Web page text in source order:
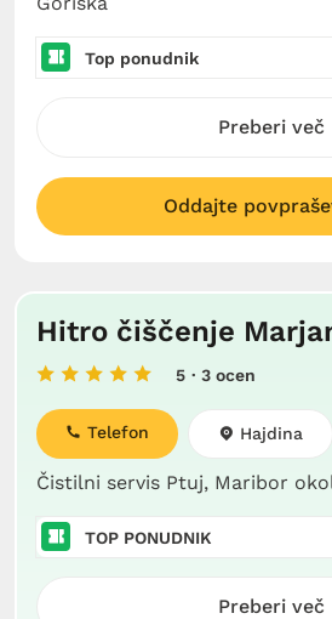
Top ponudnik
Preberi več
Oddajte
Hitro čiščenje
5 · 3 ocen
Čistilni servis Ptuj, Maribor
Telefon Hajdina
TOP PONUDNIK
Preberi več